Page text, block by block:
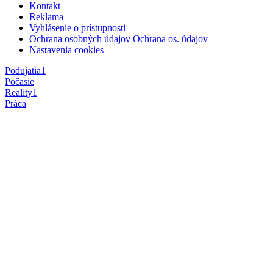
Kontakt
Reklama
Vyhlásenie o prístupnosti
Ochrana osobných údajov Ochrana os. údajov
Nastavenia cookies
Podujatia1
Počasie
Reality1
Práca